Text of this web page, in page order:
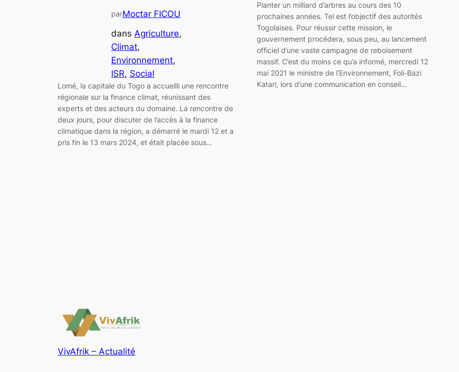
parMoctar FICOU
dans Agriculture
Climat
Environnement
ISR, Social
Lomé, la capitale du Togo a accueilli une rencontre
régionale sur la finance climat, réunissant des
experts et des acteurs du domaine. La rencontre de
deux jours, pour discuter de l’accès à la finance
climatique dans la région, a démarré le mardi 12 et a
pris fin le 13 mars 2024, et était placée sous…
Planter un milliard d’arbres au cours des 10
prochaines années. Tel est l’objectif des autorités
Togolaises. Pour réussir cette mission, le
gouvernement procédera, sous peu, au lancement
officiel d’une vaste campagne de reboisement
massif. C’est du moins ce qu’a informé, mercredi 12
mai 2021 le ministre de l’Environnement, Foli-Bazi
Katari, lors d’une communication en conseil…
VivAfrik – Actualité